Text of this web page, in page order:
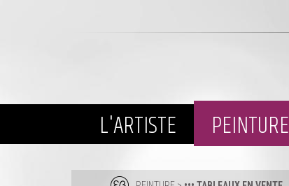
L'ARTISTE PEINTURE